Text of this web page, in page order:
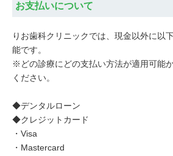
お支払いについて
りお歯科クリニックでは、現金以外に以
能です。
※どの診療にどの支払い方法が適用可能
ください。
◆デンタルローン
◆クレジットカード
・Visa
・Mastercard